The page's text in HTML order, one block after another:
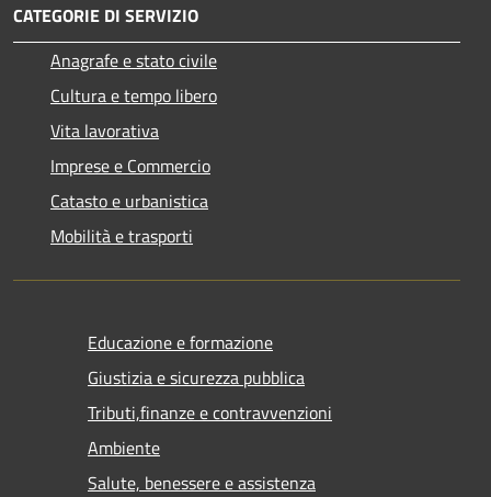
CATEGORIE DI SERVIZIO
Anagrafe e stato civile
Cultura e tempo libero
Vita lavorativa
Imprese e Commercio
Catasto e urbanistica
Mobilità e trasporti
Educazione e formazione
Giustizia e sicurezza pubblica
Tributi,finanze e contravvenzioni
Ambiente
Salute, benessere e assistenza